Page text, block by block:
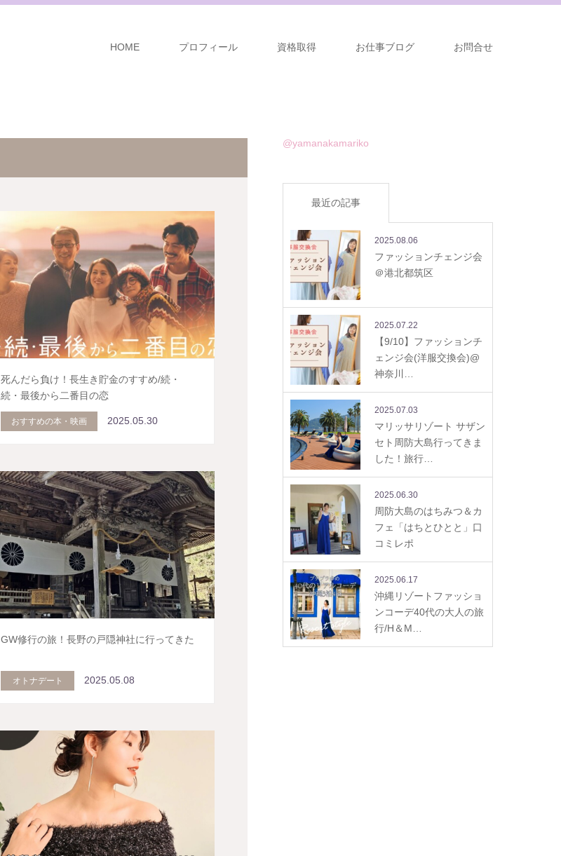
HOME プロフィール 資格取得 お仕事ブログ お問合せ
死んだら負け！長生き貯金のすすめ/続・
続・最後から二番目の恋
おすすめの本・映画 2025.05.30
GW修行の旅！長野の戸隠神社に行ってきた
オトナデート 2025.05.08
@yamanakamariko
最近の記事
2025.08.06
ファッションチェンジ会
＠港北都筑区
2025.07.22
【9/10】ファッションチ
ェンジ会(洋服交換会)@
神奈川…
2025.07.03
マリッサリゾート サザン
セト周防大島行ってきま
した！旅行…
2025.06.30
周防大島のはちみつ＆カ
フェ「はちとひとと」口
コミレポ
2025.06.17
沖縄リゾートファッショ
ンコーデ40代の大人の旅
行/H＆M…